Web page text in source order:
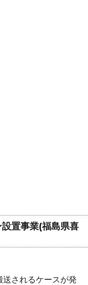
置事業(福島県喜
されるケースが発